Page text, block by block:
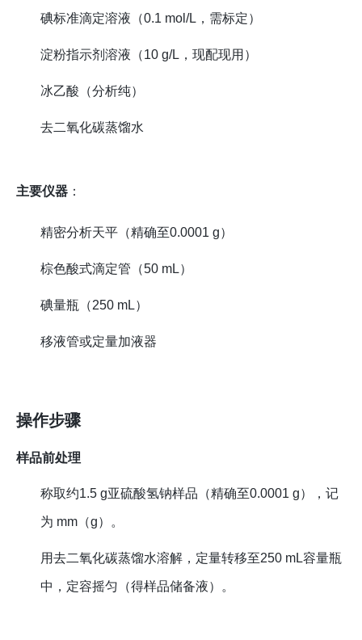
碘标准滴定溶液（0.1 mol/L，需标定）
淀粉指示剂溶液（10 g/L，现配现用）
冰乙酸（分析纯）
去二氧化碳蒸馏水
主要仪器 ：
精密分析天平（精确至0.0001 g）
棕色酸式滴定管（50 mL）
碘量瓶（250 mL）
移液管或定量加液器
操作步骤
样品前处理
称取约1.5 g亚硫酸氢钠样品（精确至0.0001 g），记
为 mm （g）。
用去二氧化碳蒸馏水溶解，定量转移至250 mL容量瓶
中，定容摇匀（得样品储备液）。